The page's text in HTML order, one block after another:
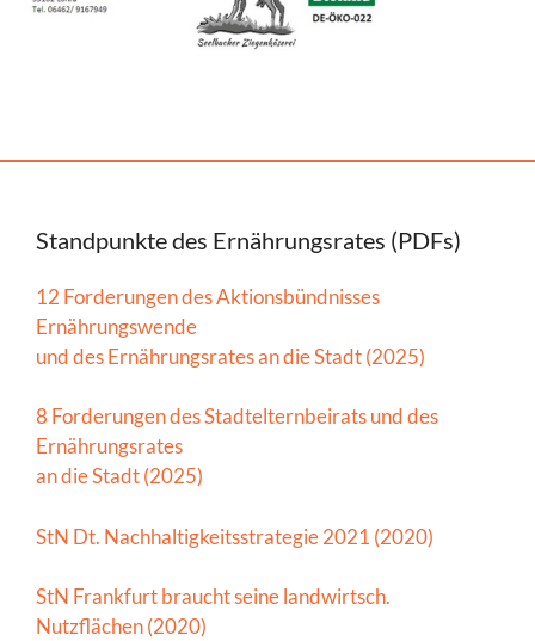
Standpunkte des Ernährungsrates (PDFs)
12 Forderungen des Aktionsbündnisses
Ernährungswende
und des Ernährungsrates an die Stadt (2025)
8 Forderungen des Stadtelternbeirats und des
Ernährungsrates
an die Stadt (2025)
StN Dt. Nachhaltigkeitsstrategie 2021 (2020)
StN Frankfurt braucht seine landwirtsch.
Nutzflächen (2020)